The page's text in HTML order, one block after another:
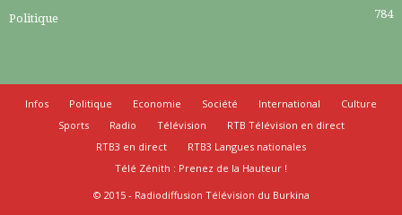
Politique 784
Infos Politique Economie Société International
Culture
Sports
Radio Télévision
RTB Télévision en direct
RTB3 en direct
RTB3 Langues nationales
Télé Zénith : Prenez de la Hauteur !
© 2015 - Radiodiffusion Télévision du Burkina